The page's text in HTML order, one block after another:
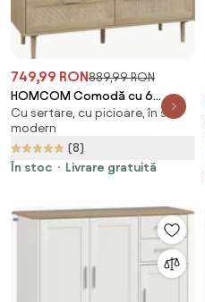
749,99 RON889,99 RON
HOMCOM Comodă cu 6
sertare, sertar de depozitare
înalt | Aosom Romania
Cu sertare, cu picioare, în stil
modern
(8)
În stoc
Livrare gratuită